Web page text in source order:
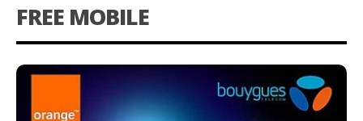
FREE MOBILE